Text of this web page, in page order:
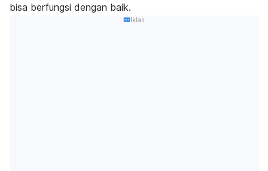
bisa berfungsi dengan baik.
Iklan